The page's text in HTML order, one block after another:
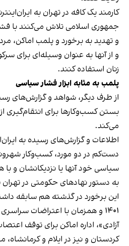
کارمند یک کافه در تهران به
جمهوری اسلامی تلاش می‌کنند با
و تهدید به برخورد و پلمب اماکن،
و از آنها به عنوان وسیله‌ای برای
زنان استفاده کنند.
پلمب به مثابه ابزار فشار سیاسی
از طرف دیگر، شواهد و گزارش‌های
بستن کسب‌وکارها برای انتقام‌گیری
می‌کند.
اطلاعات و گزارش‌های رسیده به
دست‌کم در دو مورد، کسب‌وکار
سیاسی خود آنها یا نزدیکانشان و با
به دستور نهادهای حکومتی در
این برخورد در گذشته هم سابقه
۱۴۰۱ و همزمان با اعتراضات
آزادی»، اداره اماکن برای توقف
کردستان و نیز در ایلام و کرمانشاه،